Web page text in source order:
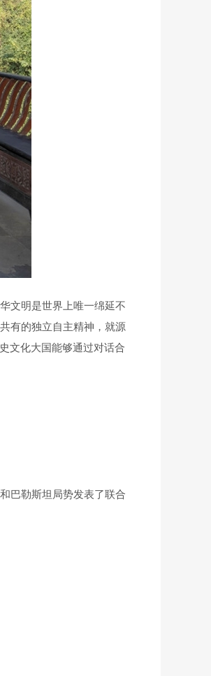
文明是世界上唯一绵延不
有的独立自主精神，就源
文化大国能够通过对话合
巴勒斯坦局势发表了联合